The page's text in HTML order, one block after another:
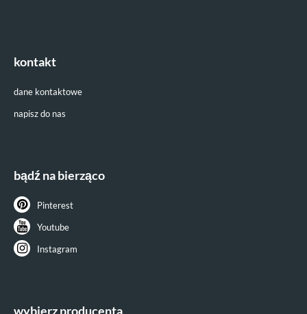
kontakt
dane kontaktowe
napisz do nas
bądź na bierząco
Pinterest
Youtube
Instagram
wybierz producenta